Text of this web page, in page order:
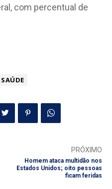
com percentual de
SAÚDE
PRÓXIMO
Homem ataca multidão nos
Estados Unidos; oito pessoas
ficam feridas